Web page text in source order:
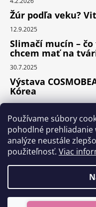
Používame súbory
pohodlné prehliadanie
analýze neustále
použiteľnosť. Viac
Žúr podľa veku?
12.9.2025
Slimačí mucín –
chcem mať na
30.7.2025
Výstava
Kórea
11.6.2025
Instagram